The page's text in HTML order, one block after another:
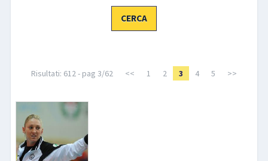
EVENTI
Risultati: 612 - pag 3/62 << 1 2 3 4 5 >>